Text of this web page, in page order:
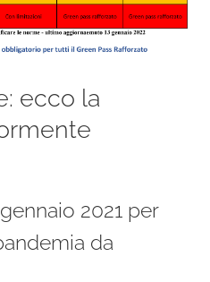
ecco la
2021 per
da